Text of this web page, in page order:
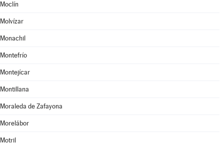
Moclín
Molvízar
Monachil
Montefrío
Montejícar
Montillana
Moraleda de Zafayona
Morelábor
Motril